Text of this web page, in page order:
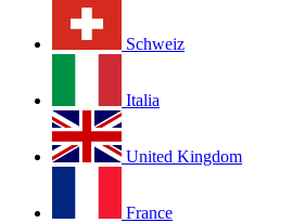
Schweiz
Italia
United Kingdom
France